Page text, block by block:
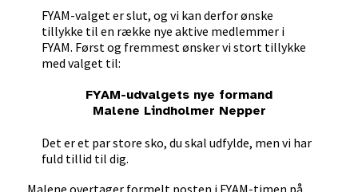
FYAM-valget er slut, og vi kan derfor ønske
tillykke til en række nye aktive medlemmer i
FYAM. Først og fremmest ønsker vi stort tillykke
med valget til:
FYAM-udvalgets nye formand
Malene Lindholmer Nepper
Det er et par store sko, du skal udfylde, men vi har
fuld tillid til dig.
Malene overtager formelt posten i FYAM-timen på